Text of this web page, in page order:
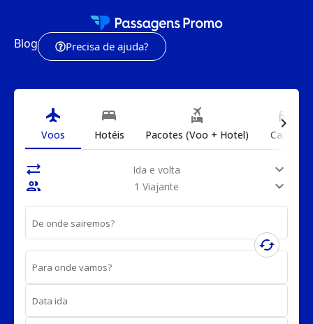
Blog Precisa de ajuda?
flight
Voos
bed
Hotéis
flights_and_hotels
Pacotes (Voo + Hotel)
directions_car
Carros
sync_alt Ida e volta
expand_more
people
1 Viajante expand_more
De onde sairemos?
cached
Para onde vamos?
Data ida
chevron_right